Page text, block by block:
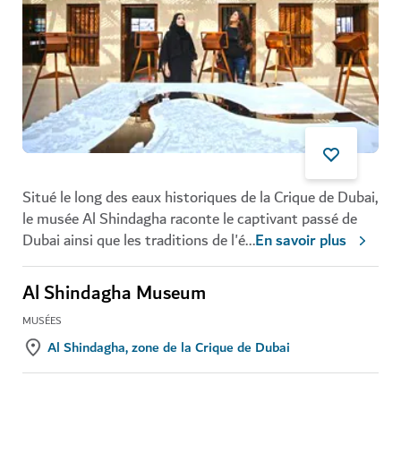
Situé le long des eaux historiques de la Crique de Dubai,
le musée Al Shindagha raconte le captivant passé de
Dubai ainsi que les traditions de l'é...En savoir plus
Al Shindagha Museum
MUSÉES
Al Shindagha, zone de la Crique de Dubai